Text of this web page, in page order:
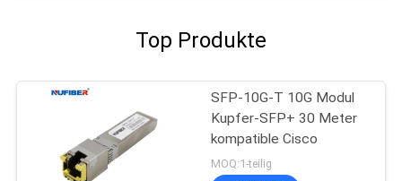
Top Produkte
SFP-10G-T 10G Modul
Kupfer-SFP+ 30 Meter
kompatible Cisco
MOQ:1-teilig